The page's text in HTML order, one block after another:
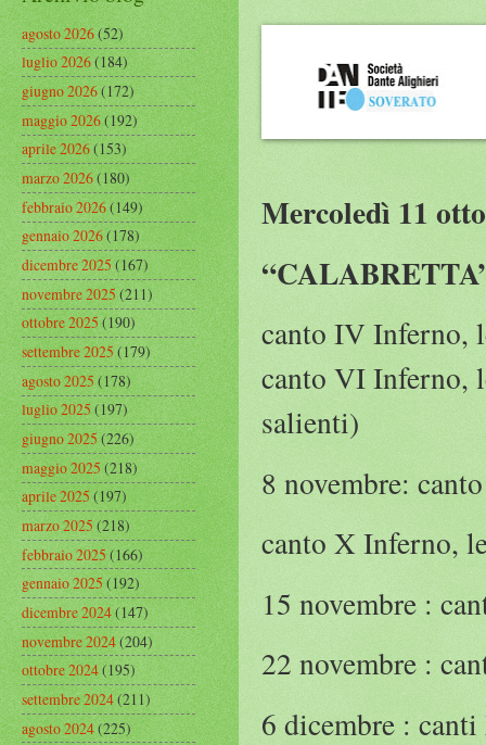
Mercoledì 11
canto IV Inferno,
canto VI Inferno,
salienti)
8 novembre:
canto X Inferno,
15 novembre :
22 novembre :
6 dicembre :
agosto 2026(52)
luglio 2026(184)
giugno 2026(172)
maggio 2026(192)
aprile 2026(153)
marzo 2026(180)
febbraio 2026(149)
gennaio 2026(178)
dicembre 2025(167)
novembre 2025(211)
ottobre 2025(190)
settembre 2025(179)
agosto 2025(178)
luglio 2025(197)
giugno 2025(226)
maggio 2025(218)
aprile 2025(197)
marzo 2025(218)
febbraio 2025(166)
gennaio 2025(192)
dicembre 2024(147)
novembre 2024(204)
ottobre 2024(195)
settembre 2024(211)
agosto 2024(225)